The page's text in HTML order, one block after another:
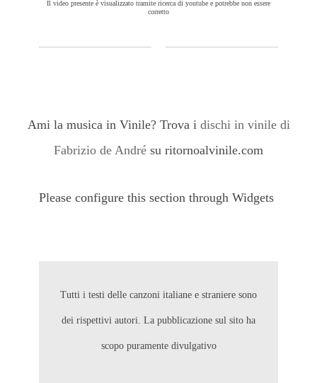
Il video presente è visualizzato tramite ricerca di youtube e potrebbe non essere
corretto
Ami la musica in Vinile? Trova i dischi in vinile di
Fabrizio de André su ritornoalvinile.com
Please configure this section through Widgets
Tutti i testi delle canzoni italiane e straniere sono
dei rispettivi autori. La pubblicazione sul sito ha
scopo puramente divulgativo